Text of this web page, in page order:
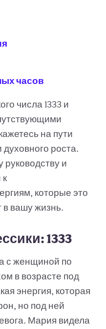
часов
числа 1333 и
на пути
духовного роста.
и
которые это
вашу жизнь.
1333
с женщиной по
в возрасте под
энергия, которая
но под ней
Мария видела